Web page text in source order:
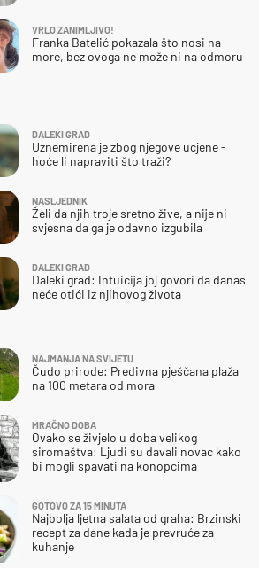
VRLO ZANIMLJIVO!
Franka Batelić pokazala što nosi na
more, bez ovoga ne može ni na odmoru
DALEKI GRAD
Uznemirena je zbog njegove ucjene -
hoće li napraviti što traži?
NASLJEDNIK
Želi da njih troje sretno žive, a nije ni
svjesna da ga je odavno izgubila
DALEKI GRAD
Daleki grad: Intuicija joj govori da danas
neće otići iz njihovog života
NAJMANJA NA SVIJETU
Čudo prirode: Predivna pješčana plaža
na 100 metara od mora
MRAČNO DOBA
Ovako se živjelo u doba velikog
siromaštva: Ljudi su davali novac kako
bi mogli spavati na konopcima
GOTOVO ZA 15 MINUTA
Najbolja ljetna salata od graha: Brzinski
recept za dane kada je prevruće za
kuhanje